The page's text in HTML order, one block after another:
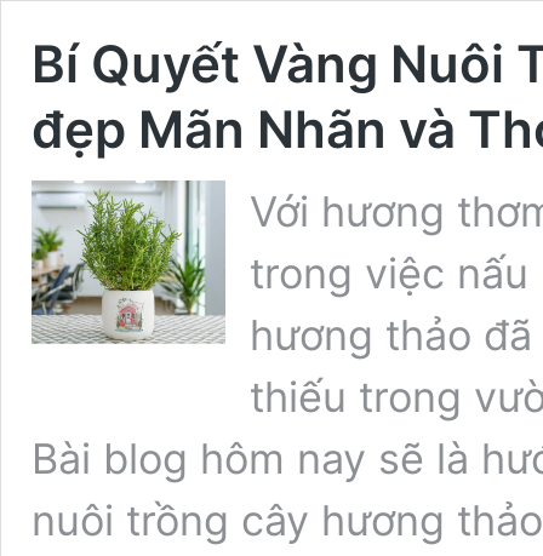
Bí Quyết Vàng Nuôi
đẹp Mãn Nhãn và
Với hương
trong việc
hương thảo
thiếu trong
Bài blog hôm nay sẽ là
nuôi trồng cây hương